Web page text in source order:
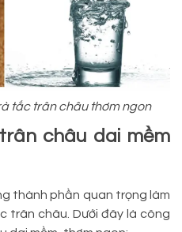
tắc trân châu thơm ngon
châu dai mềm
thành phần quan trọng làm
trân châu. Dưới đây là công